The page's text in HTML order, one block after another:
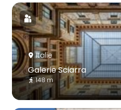
Italie
Galerie Sciarra
148 m